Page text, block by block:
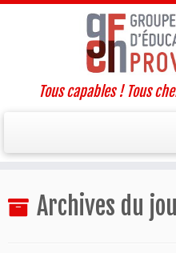
au
Tous capables ! Tous
Archives du